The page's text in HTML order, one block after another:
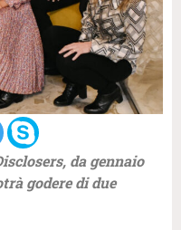
da gennaio
godere di due